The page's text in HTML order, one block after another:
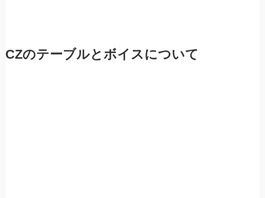
CZのテーブルとボイスについて